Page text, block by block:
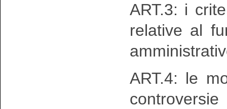
ART.3: i
relative al
ART.4: le